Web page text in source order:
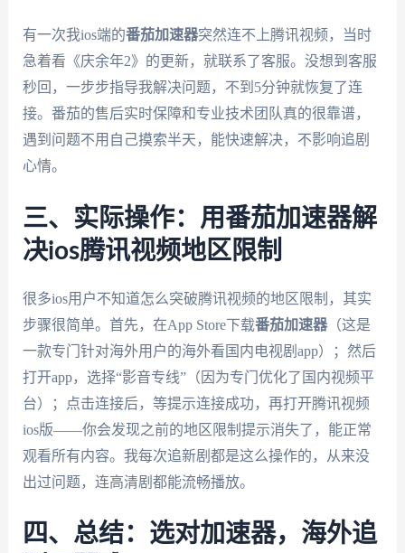
有一次我ios端的番茄加速器突然连不上腾讯视频，当时
急着看《庆余年2》的更新，就联系了客服。没想到客服
秒回，一步步指导我解决问题，不到5分钟就恢复了连
接。番茄的售后实时保障和专业技术团队真的很靠谱，
遇到问题不用自己摸索半天，能快速解决，不影响追剧
心情。
三、实际操作：用番茄加速器解
决ios腾讯视频地区限制
很多ios用户不知道怎么突破腾讯视频的地区限制，其实
步骤很简单。首先，在App Store下载番茄加速器（这是
一款专门针对海外用户的海外看国内电视剧app）；然后
打开app，选择“影音专线”（因为专门优化了国内视频平
台）；点击连接后，等提示连接成功，再打开腾讯视频
ios版——你会发现之前的地区限制提示消失了，能正常
观看所有内容。我每次追新剧都是这么操作的，从来没
出过问题，连高清剧都能流畅播放。
四、总结：选对加速器，海外追